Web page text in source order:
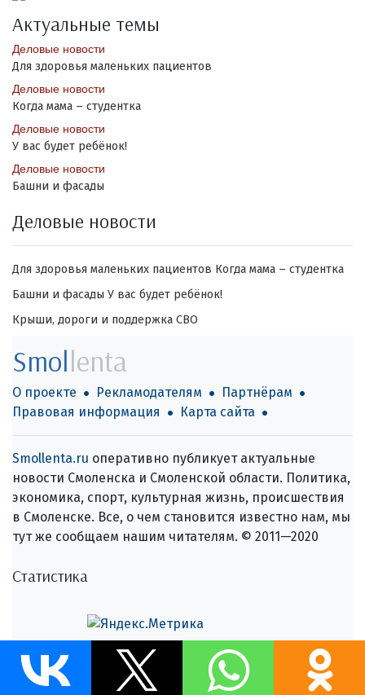
Актуальные темы
Деловые новости
Для здоровья маленьких пациентов
Деловые новости
Когда мама – студентка
Деловые новости
У вас будет ребёнок!
Деловые новости
Башни и фасады
Деловые новости
Для здоровья маленьких пациентов Когда мама – студентка
Башни и фасады У вас будет ребёнок!
Крыши, дороги и поддержка СВО
Smollenta
О проекте Рекламодателям
Партнёрам
Правовая информация
Карта сайта
Smollenta.ru оперативно публикует актуальные
новости Смоленска и Смоленской области. Политика,
экономика, спорт, культурная жизнь, происшествия
в Смоленске. Все, о чем становится известно нам, мы
тут же сообщаем нашим читателям. © 2011—2020
Статистика